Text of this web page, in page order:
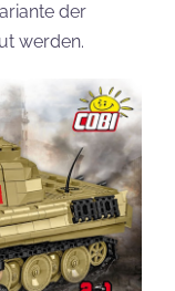
der
werden.